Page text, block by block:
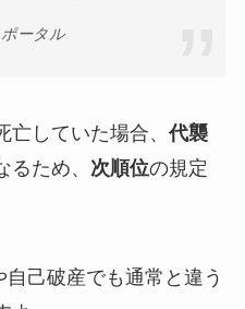
ータル
していた場合、 代襲
ため、 次順位の規定
己破産でも通常と違う